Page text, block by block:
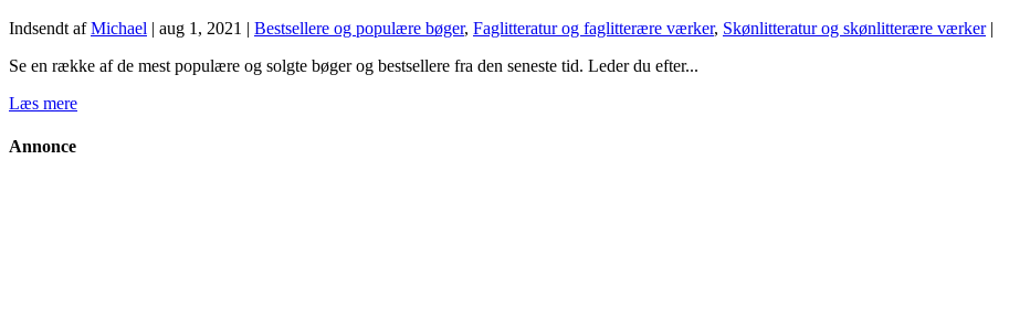
Indsendt afMichael | aug 1, 2021 | Bestsellere og populære bøger, Faglitteratur og faglitterære værker, Skønlitteratur og skønlitterære værker|
Se en række af de mest populære og solgte bøger og bestsellere fra den seneste tid. Leder du efter...
Læs mere
Annonce